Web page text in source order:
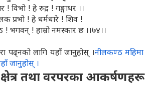
! विभो ! हे रुद्र ! गङ्गाधर ।।
प्रभो ! हे धर्मधारे ! शिव !
भगवन् ! हाम्रो नमस्कार छ ।।७४।।
पढ्नको लागि यहाँ जानुहोस् ।नीलकण्ठ महिमा
जानुहोस् ।
तथा वरपरका आकर्षणहरू